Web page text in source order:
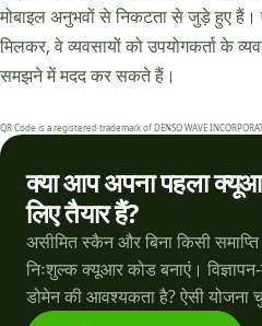
मोबाइल अनुभवों से निकटता से जुड़े हुए
मिलकर, वे व्यवसायों को उपयोगकर्ता के
समझने में मदद कर सकते हैं।
QR Code is a registered trademark of DENSO WAVE
क्या आप अपना पहला
लिए तैयार हैं?
असीमित स्कैन और बिना किसी
निःशुल्क क्यूआर कोड बनाएं।
डोमेन की आवश्यकता है? ऐसी योजना